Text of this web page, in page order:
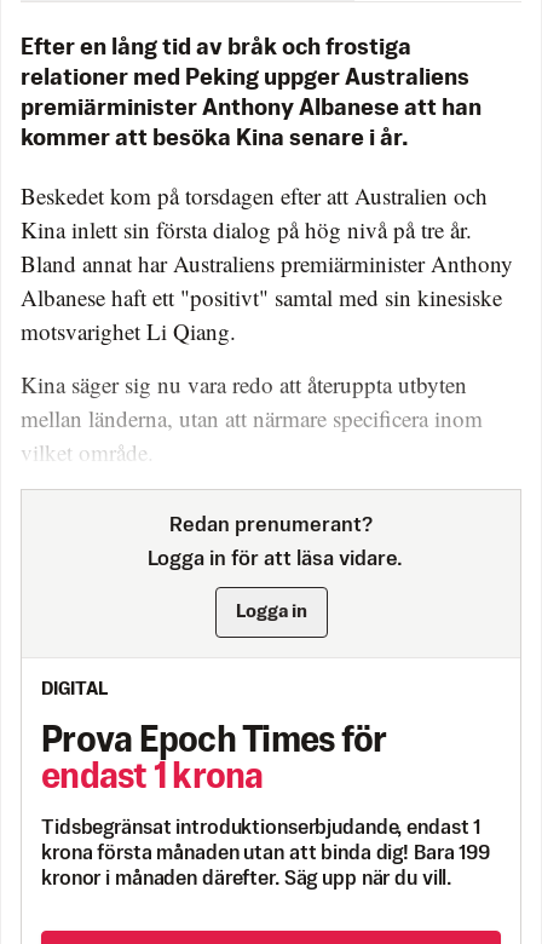
Efter en lång tid av bråk och frostiga
relationer med Peking uppger Australiens
premiärminister Anthony Albanese att han
kommer att besöka Kina senare i år.
Beskedet kom på torsdagen efter att Australien och
Kina inlett sin första dialog på hög nivå på tre år.
Bland annat har Australiens premiärminister Anthony
Albanese haft ett "positivt" samtal med sin kinesiske
motsvarighet Li Qiang.
Kina säger sig nu vara redo att återuppta utbyten
mellan länderna, utan att närmare specificera inom
vilket område.
Redan prenumerant?
Logga in för att läsa vidare.
Logga in
DIGITAL
Prova Epoch Times för
endast 1 krona
Tidsbegränsat introduktionserbjudande, endast 1
krona första månaden utan att binda dig! Bara 199
kronor i månaden därefter. Säg upp när du vill.